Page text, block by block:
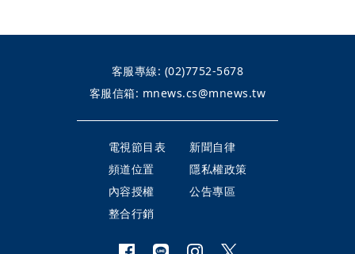
客服專線: (02)7752-5678
客服信箱: mnews.cs@mnews.tw
電視節目表
新聞自律
頻道位置
隱私權政策
內容授權
公告專區
整合行銷